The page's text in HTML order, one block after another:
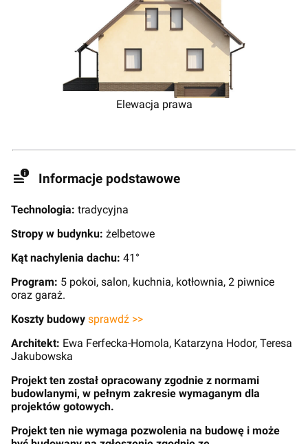
Elewacja prawa
Informacje podstawowe
Technologia: tradycyjna
Stropy w budynku: żelbetowe
Kąt nachylenia dachu: 41°
Program: 5 pokoi, salon, kuchnia, kotłownia, 2 piwnice
oraz garaż.
Koszty budowy sprawdź >>
Architekt: Ewa Ferfecka-Homola, Katarzyna Hodor, Teresa
Jakubowska
Projekt ten został opracowany zgodnie z normami
budowlanymi, w pełnym zakresie wymaganym dla
projektów gotowych.
Projekt ten nie wymaga pozwolenia na budowę i może